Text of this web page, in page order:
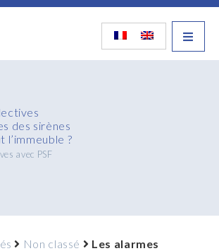
des sirènes
l’immeuble ?
avec PSF
Non classé
Les alarmes